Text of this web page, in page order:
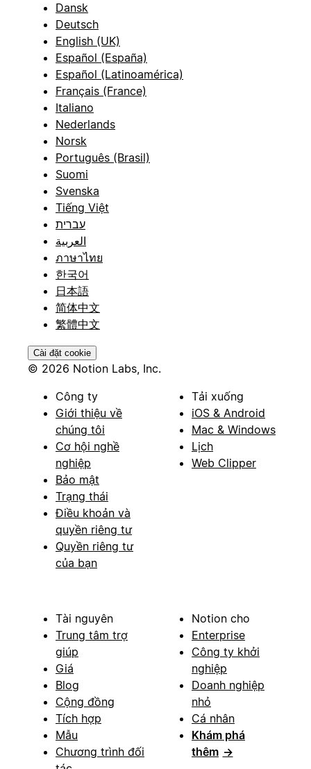
Dansk
Deutsch
English (UK)
Español (España)
Español (Latinoamérica)
Français (France)
Italiano
Nederlands
Norsk
Português (Brasil)
Suomi
Svenska
Tiếng Việt
עברית
العربية
ภาษาไทย
한국어
日本語
简体中文
繁體中文
Cài đặt cookie
© 2026 Notion Labs, Inc.
Công ty
Giới thiệu về
chúng tôi
Cơ hội nghề
nghiệp
Bảo mật
Trạng thái
Điều khoản và
quyền riêng tư
Quyền riêng tư
của bạn
Tải xuống
iOS & Android
Mac & Windows
Lịch
Web Clipper
Tài nguyên
Trung tâm trợ
giúp
Giá
Blog
Cộng đồng
Tích hợp
Mẫu
Chương trình đối
Notion cho
Enterprise
Công ty khởi
nghiệp
Doanh nghiệp
nhỏ
Cá nhân
Khám phá
thêm →